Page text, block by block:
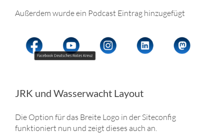
Außerdem wurde ein Podcast Eintrag hinzugefügt
JRK und Wasserwacht Layout
Die Option für das Breite Logo in der Siteconfig
funktioniert nun und zeigt dieses auch an.